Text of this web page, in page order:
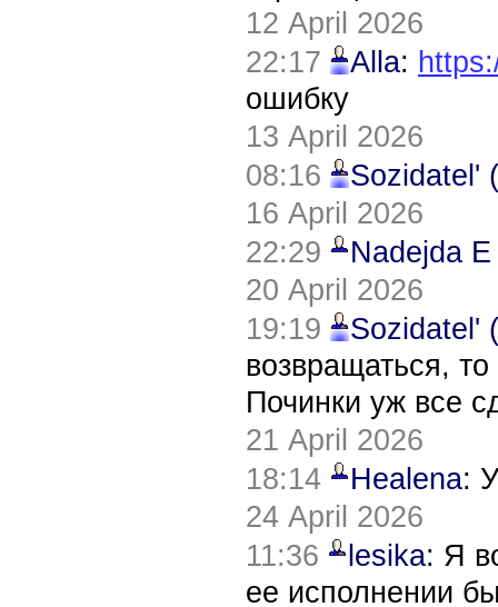
12 April 2026
22:17
Alla:
ошибку
13 April 2026
08:16
Sozidatel'
16 April 2026
22:29
Nadejda
20 April 2026
19:19
Sozidatel'
возвращаться,
Починки уж все
21 April 2026
18:14
Healena:
24 April 2026
11:36
lesika: Я
ее исполнении